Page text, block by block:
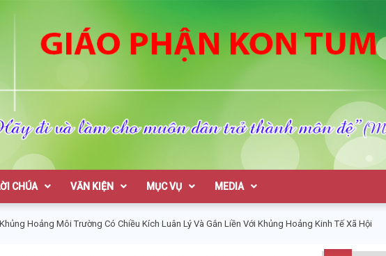
Tum
CHÚA VĂN KIỆN MỤC VỤ MEDIA
Hoảng Môi Trường Có Chiều Kích Luân Lý Và Gắn Liền Với Khủng Hoảng Kinh Tế Xã Hội